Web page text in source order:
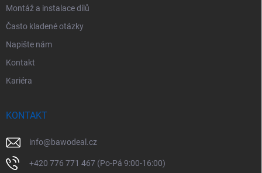
Montáž a instalace dílů
Často kladené otázky
Napište nám
Kontakt
Kariéra
KONTAKT
info@bawodeal.cz
+420 776 771 467 (Po-Pá 9:00-16:00)